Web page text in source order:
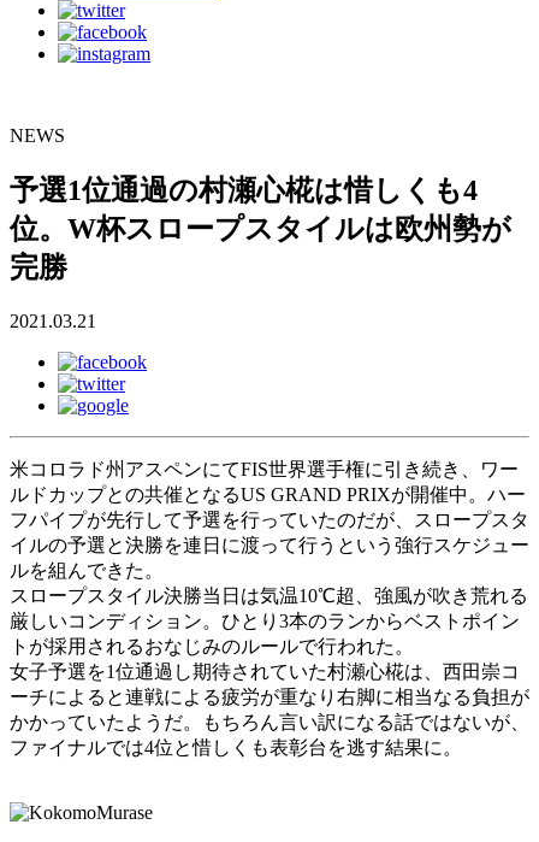
NEWS
予選1位通過の村瀬心椛は惜しくも4
位。W杯スロープスタイルは欧州勢が
完勝
2021.03.21
米コロラド州アスペンにてFIS世界選手権に引き続き、ワー
ルドカップとの共催となるUS GRAND PRIXが開催中。ハー
フパイプが先行して予選を行っていたのだが、スロープスタ
イルの予選と決勝を連日に渡って行うという強行スケジュー
ルを組んできた。
スロープスタイル決勝当日は気温10℃超、強風が吹き荒れる
厳しいコンディション。ひとり3本のランからベストポイン
トが採用されるおなじみのルールで行われた。
女子予選を1位通過し期待されていた村瀬心椛は、西田崇コ
ーチによると連戦による疲労が重なり右脚に相当なる負担が
かかっていたようだ。もちろん言い訳になる話ではないが、
ファイナルでは4位と惜しくも表彰台を逃す結果に。